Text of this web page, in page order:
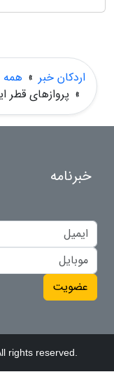
اردکان خبر » همه
» پروازهای قطر
خبرنامه
عضویت
rights reserved.